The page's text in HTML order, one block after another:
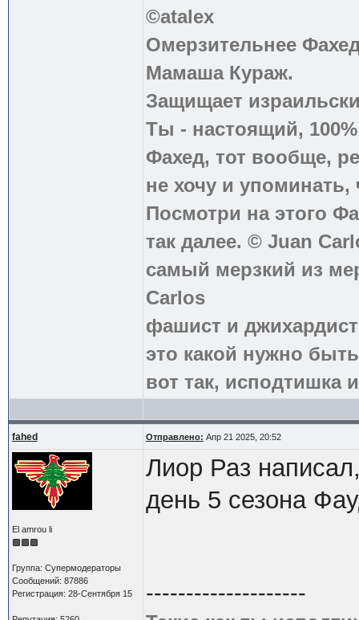
©atalex
Омерзительнее
Мамаша Кураж.
Защищает
Ты - настоящий,
Фахед, тот вообще,
не хочу и
Посмотри на этого
так далее. © Juan
самый мерзкий из
Carlos
фашист и
это какой нужно
вот так, исподтишка
fahed Отправлено: Апр 21 2025, 20:52
El amrou li
Группа: Супермодераторы
Сообщений: 87886
Регистрация: 28-Сентября 15
Лиор Раз
день 5 сезона
--------------------